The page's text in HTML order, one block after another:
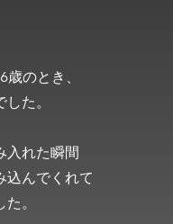
のとき、
た。
入れた瞬間
込んでくれて
。